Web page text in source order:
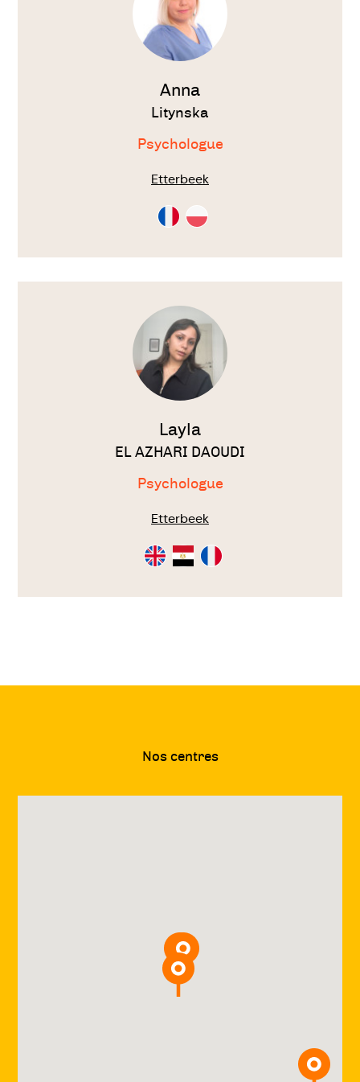
Anna
Litynska
Psychologue
Etterbeek
Consultation
en
Consultation
en
Voir
Layla
EL AZHARI DAOUDI
Psychologue
Etterbeek
Consultation
en
Consultation
en
Consultation
en
Nos centres